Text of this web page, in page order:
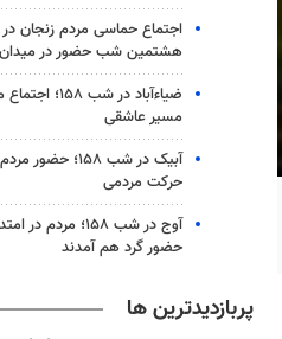
اجتماع حماسی مردم زنجان
هشتمین شب حضور در میدان
ضیاء‌آباد در شب
مسیر عاشقی
آبیک در شب ۱۵۸؛
حرکت مردمی
آوج در شب ۱۵۸؛
حضور گرد هم آمدند
پربازدیدترین ها